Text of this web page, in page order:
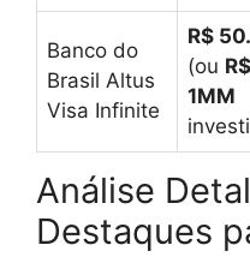
Banco do
Brasil Altus
Visa Infinite
R$
(ou R$
1MM
Análise
Destaques